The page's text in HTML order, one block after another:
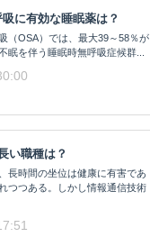
に有効な睡眠薬は？
（OSA）では、最大39～58％が
眠を伴う睡眠時無呼吸症候群...
い職種は？
長時間の坐位は健康に有害であ
つつある。しかし情報通信技術